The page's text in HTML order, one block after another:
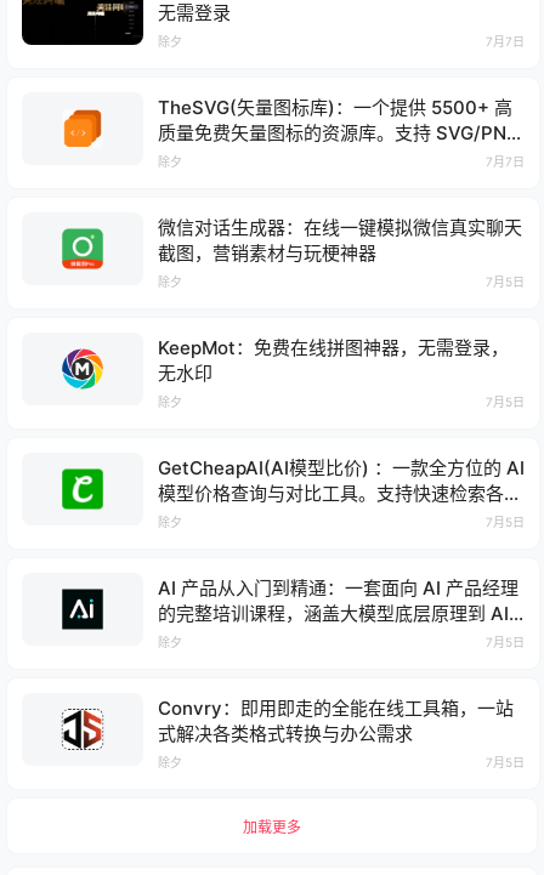
无需登录
除夕 7月7日
TheSVG(矢量图标库)：一个提供 5500+ 高
质量免费矢量图标的资源库。支持 SVG/PNG
格式，专为网页开发、UI 设计及商业报告打
除夕 7月7日
微信对话生成器：在线一键模拟微信真实聊天
截图，营销素材与玩梗神器
除夕 7月5日
KeepMot：免费在线拼图神器，无需登录，
无水印
除夕 7月5日
GetCheapAI(AI模型比价) ：一款全方位的 AI
模型价格查询与对比工具。支持快速检索各大
主流 LLM 平台的 Token 价格，助你找到性价
除夕 7月5日
AI 产品从入门到精通：一套面向 AI 产品经理
的完整培训课程，涵盖大模型底层原理到 AI
工程化落地
除夕 7月5日
Convry：即用即走的全能在线工具箱，一站
式解决各类格式转换与办公需求
除夕 7月5日
加载更多